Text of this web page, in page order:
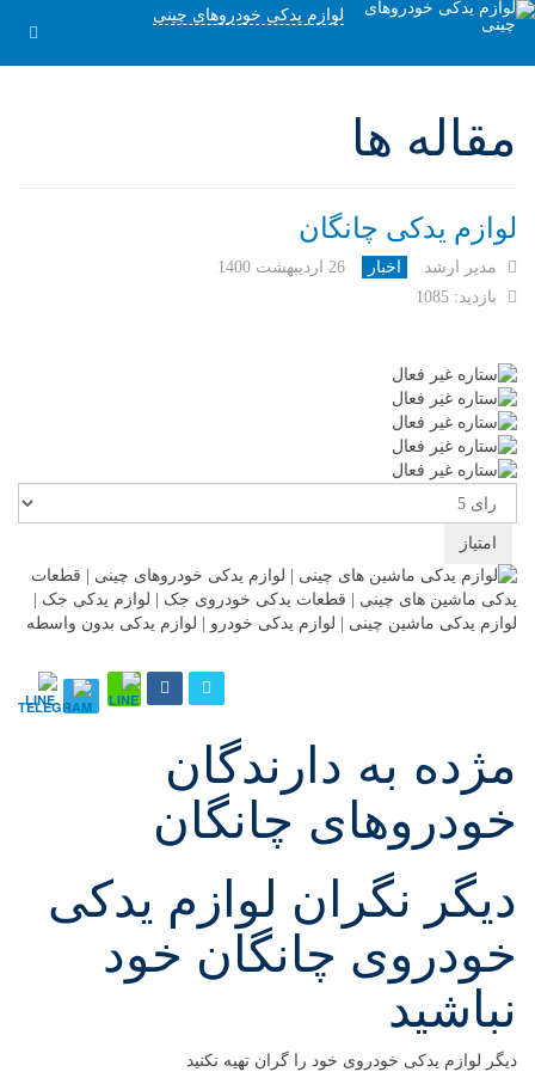
لوازم یدکی خودروهای چینی
مقاله ها
لوازم یدکی چانگان
مدیر ارشد اخبار
26 ارديبهشت 1400
بازدید: 1085
لطفا
رای
دهید
مژده به دارندگان
خودروهای چانگان
دیگر نگران لوازم یدکی
خودروی چانگان خود
نباشید
دیگر لوازم یدکی خودروی خود را گران تهیه نکنید